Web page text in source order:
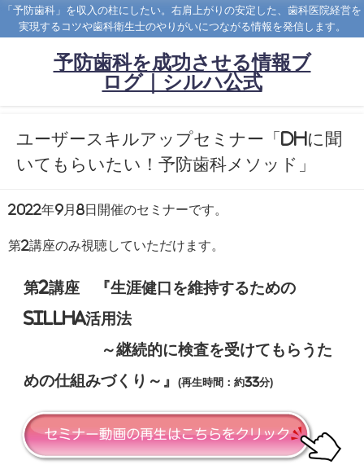
「予防歯科」を収入の柱にしたい。右肩上がりの安定した、歯科医院経営を
実現するコツや歯科衛生士のやりがいにつながる情報を発信します。
予防歯科を成功させる情報ブ
ログ｜シルハ公式
ユーザースキルアップセミナー「DHに聞
いてもらいたい！予防歯科メソッド」
2022年9月8日開催のセミナーです。
第2講座のみ視聴していただけます。
第2講座 『生涯健口を維持するための
SillHa活用法
～継続的に検査を受けてもらうた
めの仕組みづくり～』(再生時間：約33分)